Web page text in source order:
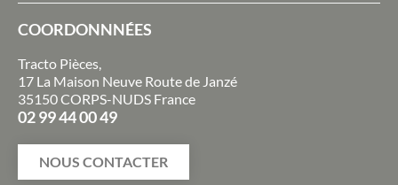
COORDONNNÉES
Tracto Pièces,
17 La Maison Neuve Route de Janzé
35150 CORPS-NUDS France
02 99 44 00 49
NOUS CONTACTER